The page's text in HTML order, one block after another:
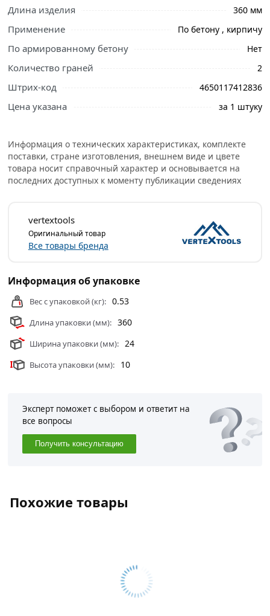
описанием и отзывами о товаре, чтобы сделать
правильный выбор и заказать онлайн. Наши
профессиональные менеджеры обработают заказ и
свяжутся с Вами для согласования условий доставки
или самовывоза.
Plus 24х360 мм Vertextools 999-24-360 из категории
Буры по бетонудействительны в Москве и области.
Длина изделия 360 мм
Применение По бетону , кирпичу
По армированному бетону Нет
Количество граней 2
Штрих-код 4650117412836
Цена указана за 1 штуку
Информация о технических характеристиках, комплекте
поставки, стране изготовления, внешнем виде и цвете
товара носит справочный характер и основывается на
последних доступных к моменту публикации сведениях
vertextools
Оригинальный товар
Все товары бренда
Информация об упаковке
Вес с упаковкой (кг): 0.53
Длина упаковки (мм): 360
Ширина упаковки (мм): 24
Высота упаковки (мм): 10
Эксперт поможет с выбором и ответит на
все вопросы
Получить консультацию
Похожие товары